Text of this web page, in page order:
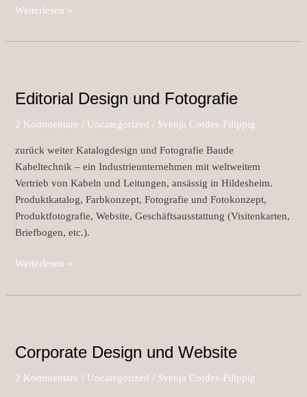
Weiterlesen »
Editorial Design und Fotografie
2 Kommentare / Uncategorized / Svenja Cordes-Filippig
zurück weiter Katalogdesign und Fotografie Baude
Kabeltechnik – ein Industrieunternehmen mit weltweitem
Vertrieb von Kabeln und Leitungen, ansässig in Hildesheim.
Produktkatalog, Farbkonzept, Fotografie und Fotokonzept,
Produktfotografie, Website, Geschäftsausstattung (Visitenkarten,
Briefbogen, etc.).
und
Weiterlesen »
Corporate Design und Website
2 Kommentare / Uncategorized / Svenja Cordes-Filippig
und